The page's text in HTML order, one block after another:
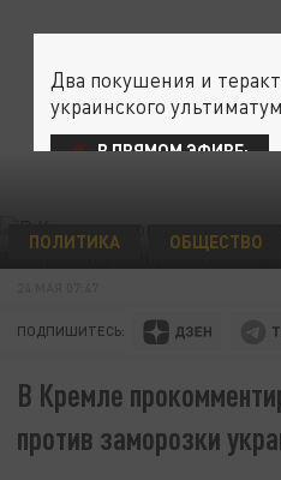
ПОЛИТИКА ОБЩЕСТВО
ПОДПИШИТЕСЬ:
В Кремле
против заморозки
Два покушения и
украинского
В ПРЯМОМ ЭФИРЕ: